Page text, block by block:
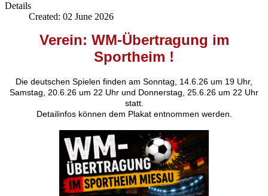
Details
Created: 02 June 2026
Verein: WM-Übertragung im
Sportheim !
Die deutschen Spielen finden am Sonntag, 14.6.26 um 19 Uhr,
Samstag, 20.6.26 um 22 Uhr und Donnerstag, 25.6.26 um 22 Uhr
statt.
Detailinfos können dem Plakat entnommen werden.